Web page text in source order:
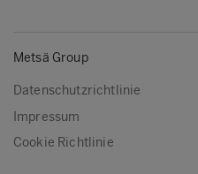
Metsä Group
Datenschutzrichtlinie
Impressum
Cookie Richtlinie